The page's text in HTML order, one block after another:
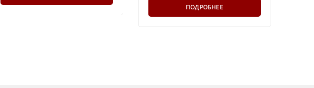
ПОДРОБНЕЕ